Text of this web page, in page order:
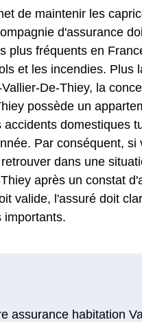
de maintenir les
d'assurance
plus fréquents en
et les incendies. Plus
De-Thiey, la
possède un
domestiques
Par conséquent,
dans une
après un constat
valide, l'assuré doit
importants.
assurance habitation